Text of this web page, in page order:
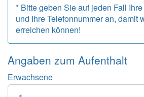
* Bitte geben Sie auf jeden Fall
und Ihre Telefonnummer an, damit
erreichen können!
Angaben zum Aufenthalt
Erwachsene